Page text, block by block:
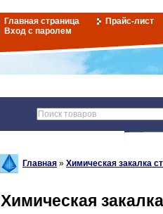
Главная страница
Прайс-лист
Вход с паролем
Главная » Химическая закалка
Химическая